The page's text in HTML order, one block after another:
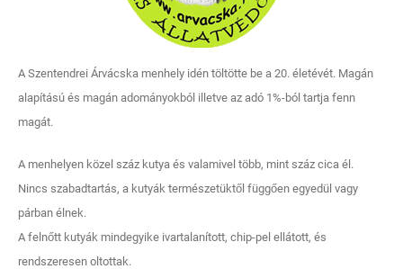
A Szentendrei Árvácska menhely idén töltötte be a 20. életévét. Magán
alapítású és magán adományokból illetve az adó 1%-ból tartja fenn
magát.
A menhelyen közel száz kutya és valamivel több, mint száz cica él.
Nincs szabadtartás, a kutyák természetüktől függően egyedül vagy
párban élnek.
A felnőtt kutyák mindegyike ivartalanított, chip-pel ellátott, és
rendszeresen oltottak.